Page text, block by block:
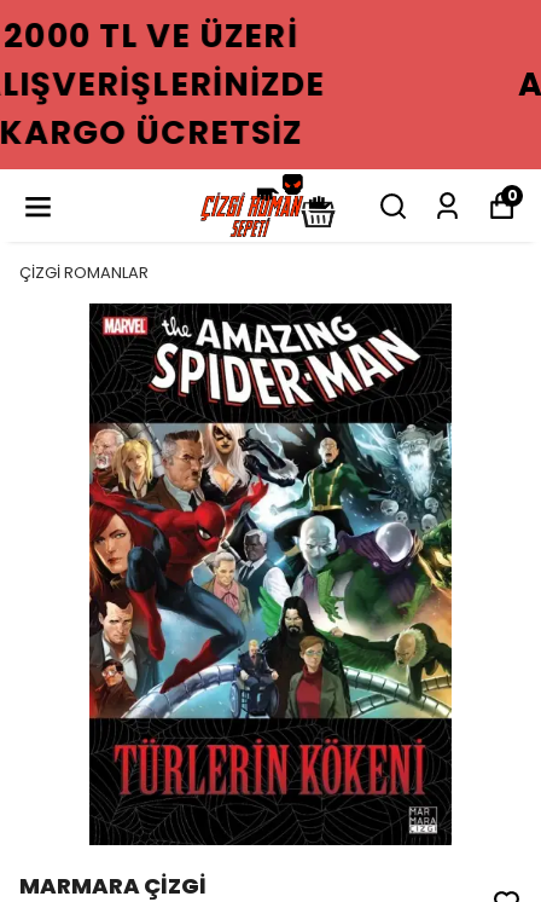
2000 TL VE ÜZERI
ALIŞVERIŞLERINIZDE
KARGO ÜCRETSIZ
0
ÇİZGİ ROMANLAR
MARMARA ÇİZGİ